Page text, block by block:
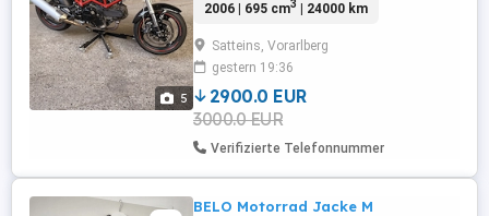
5
2006 | 695 cm3 | 24000 km
Satteins, Vorarlberg
gestern 19:36
2900.0 EUR
3000.0 EUR
Verifizierte Telefonnummer
BELO Motorrad Jacke M